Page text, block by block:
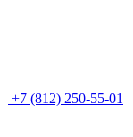
+7 (812) 250-55-01